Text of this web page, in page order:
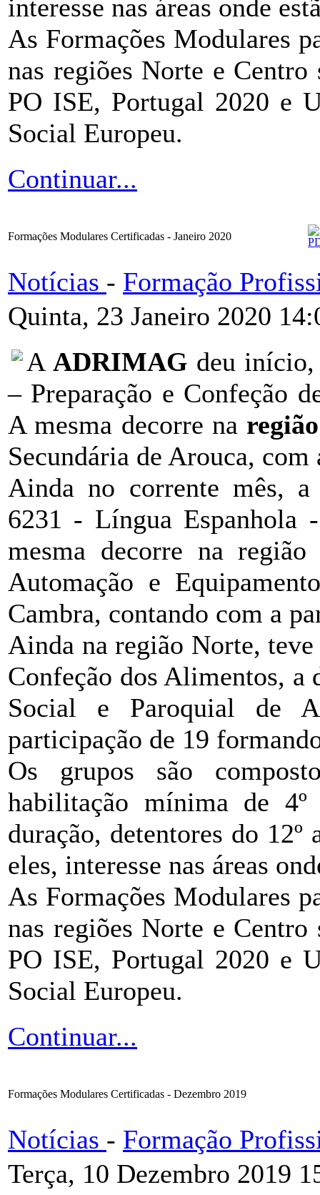
interesse nas áreas onde
As Formações Modulares
nas regiões Norte e
PO ISE, Portugal 2020 e
Social Europeu.
Continuar...
Formações Modulares Certificadas - Janeiro 2020
Notícias - Formação
Quinta, 23 Janeiro 2020
A ADRIMAG deu
– Preparação e Confeção
A mesma decorre na
Secundária de Arouca,
Ainda no corrente mês,
6231 - Língua Espanhola
mesma decorre na
Automação e
Cambra, contando com a
Ainda na região Norte,
Confeção dos Alimentos, a
Social e Paroquial de
participação de 19
Os grupos são
habilitação mínima de 4º
duração, detentores do
eles, interesse nas áreas
As Formações Modulares
nas regiões Norte e
PO ISE, Portugal 2020 e
Social Europeu.
Continuar...
Formações Modulares Certificadas - Dezembro 2019
Notícias - Formação
Terça, 10 Dezembro 2019